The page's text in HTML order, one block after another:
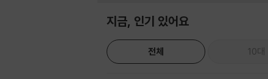
지금, 인기 있어요
전체 10대